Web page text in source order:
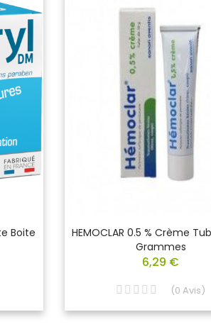
Boite
HEMOCLAR 0.5 % Crème
Grammes
6,29 €
(0 Avis)